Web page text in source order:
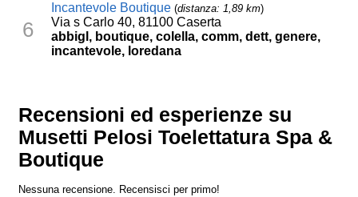
6
Incantevole Boutique (distanza: 1,89 km)
Via s Carlo 40, 81100 Caserta
abbigl, boutique, colella, comm, dett, genere,
incantevole, loredana
Recensioni ed esperienze su
Musetti Pelosi Toelettatura Spa &
Boutique
Nessuna recensione. Recensisci per primo!